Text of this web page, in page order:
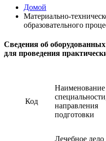
Домой
Материально-
образовательного
Сведения об
для проведения
Код
Наименование
направления
подготовки
Лечебное дело